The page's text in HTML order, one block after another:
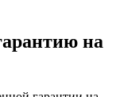
на